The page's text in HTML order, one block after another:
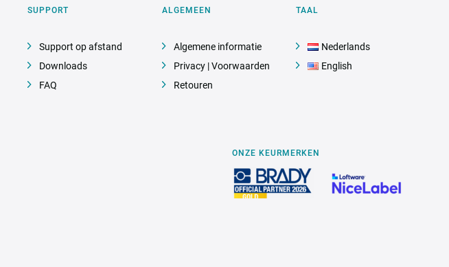
SUPPORT
Support op afstand
Downloads
FAQ
ALGEMEEN
Algemene informatie
Privacy | Voorwaarden
Retouren
TAAL
Nederlands
English
ONZE KEURMERKEN